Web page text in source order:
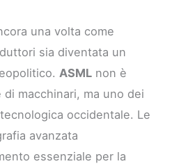
una volta come
sia diventata un
ASML non è
macchinari, ma uno dei
occidentale. Le
avanzata
essenziale per la